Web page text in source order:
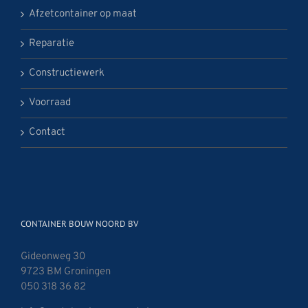
Afzetcontainer op maat
Reparatie
Constructiewerk
Voorraad
Contact
CONTAINER BOUW NOORD BV
Gideonweg 30
9723 BM Groningen
050 318 36 82